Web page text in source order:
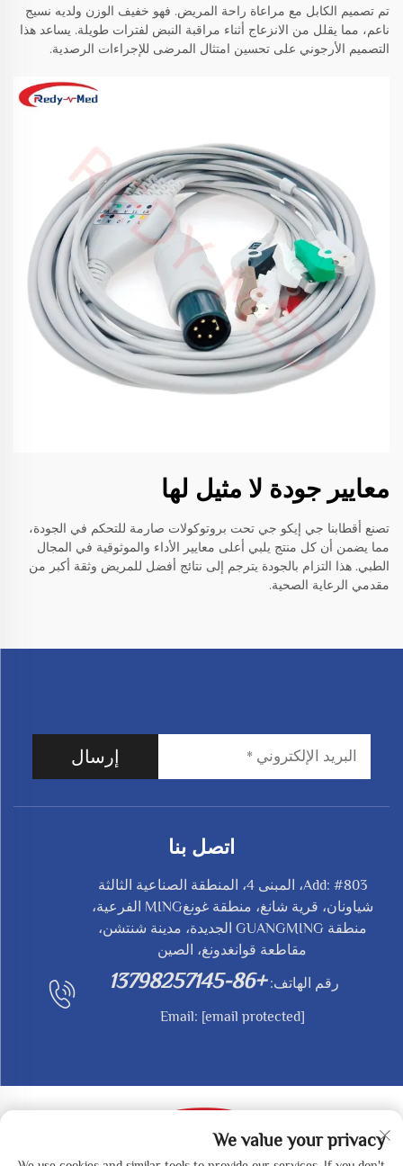
تم تصميم الكابل مع مراعاة راحة المريض. فهو خفيف الوزن ولديه نسيج
ناعم، مما يقلل من الانزعاج أثناء مراقبة النبض لفترات طويلة. يساعد هذا
التصميم الأرجوني على تحسين امتثال المرضى للإجراءات الرصدية.
معايير جودة لا مثيل لها
تصنع أقطابنا جي إيكو جي تحت بروتوكولات صارمة للتحكم في الجودة،
مما يضمن أن كل منتج يلبي أعلى معايير الأداء والموثوقية في المجال
الطبي. هذا التزام بالجودة يترجم إلى نتائج أفضل للمريض وثقة أكبر من
مقدمي الرعاية الصحية.
إرسال
اتصل بنا
Add: #803، المبنى 4، المنطقة الصناعية الثالثة
شياونان، قرية شانغ، منطقة غونغMING الفرعية،
منطقة GUANGMING الجديدة، مدينة شنتشن،
مقاطعة قوانغدونغ، الصين
رقم الهاتف: +86-13798257145
Email: [email protected]
We value your privacy